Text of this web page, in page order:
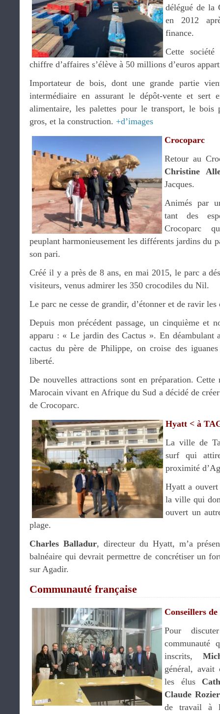
délégué de la
en 2012
finance.
Cette
chiffre d’affaires s’élève à 50 millions d’euros
Importateur de bois, dont une grande partie
intermédiaire en assurant le dépôt-vente et sert
alimentaire, les palettes pour le transport, le bois
gros, et la construction. +d’images
Crocoparc
Retour au
Christine
Jacques.
Animés par
tant des
Crocoparc
peuplant harmonieusement les différents jardins du
son pari.
Créé il y a près de 8 ans, en mai 2015, le parc a
visiteurs, venus admirer les 350 crocodiles du Nil.
Le parc ne cesse de grandir, d’étonner et de ravir
Depuis mon précédent passage, un cinquième et
apparu : « Le jardin des Cactus ». En déambulant
cactus du père de Philippe, on croise des
liberté.
De nouvelles attractions sont en préparation. Cette
Marocain vivant en Afrique du Sud a décidé de
de Crocoparc.
Hyatt < à
La ville de
surf qui
proximité
Hyatt a
la ville qui
ouvert un
plage.
Charles Balladur, directeur du Hyatt, m’a
balnéaire qui devrait permettre de concrétiser un
sur Agadir.
Communauté française
Conseillers
Pour
communauté
inscrits,
général, avait
les élus
Claude Rozier
de travail à